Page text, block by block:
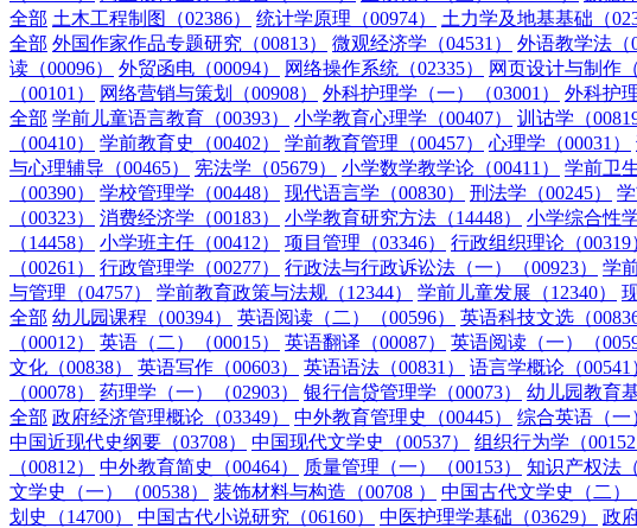
全部 土木工程制图（02386） 统计学原理（00974） 土力学及地基基础（
全部 外国作家作品专题研究（00813） 微观经济学（04531） 外语教学法（
读（00096）
外贸函电（00094） 网络操作系统（02335） 网页设计与制作（
（00101）
网络营销与策划（00908） 外科护理学（一）（03001） 外科护
全部 学前儿童语言教育（00393） 小学教育心理学（00407） 训诂学（00819
（00410）
学前教育史（00402） 学前教育管理（00457） 心理学（00031）
与心理辅导（00465）
宪法学（05679） 小学数学教学论（00411） 学前卫
（00390）
学校管理学（00448） 现代语言学（00830） 刑法学（00245）
（00323）
消费经济学（00183） 小学教育研究方法（14448） 小学综合性
（14458）
小学班主任（00412） 项目管理（03346） 行政组织理论（00319
（00261）
行政管理学（00277） 行政法与行政诉讼法（一）（00923） 学
与管理（04757）
学前教育政策与法规（12344） 学前儿童发展（12340）
全部 幼儿园课程（00394） 英语阅读（二）（00596） 英语科技文选（00836
（00012）
英语（二）（00015） 英语翻译（00087） 英语阅读（一）（
文化（00838）
英语写作（00603） 英语语法（00831） 语言学概论（00541
（00078）
药理学（一）（02903） 银行信贷管理学（00073） 幼儿园教育
全部 政府经济管理概论（03349） 中外教育管理史（00445） 综合英语（一
中国近现代史纲要（03708）
中国现代文学史（00537） 组织行为学（00152
（00812）
中外教育简史（00464） 质量管理（一）（00153） 知识产权法（
文学史（一）（00538）
装饰材料与构造（00708 ） 中国古代文学史（二）
划史（14700）
中国古代小说研究（06160） 中医护理学基础（03629） 政